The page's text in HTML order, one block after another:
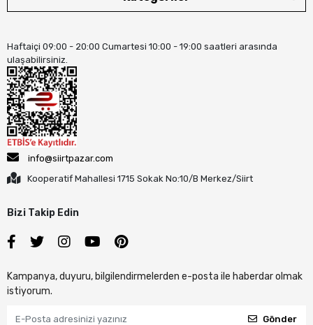
Haftaiçi 09:00 - 20:00 Cumartesi 10:00 - 19:00 saatleri arasında
ulaşabilirsiniz.
info@siirtpazar.com
Kooperatif Mahallesi 1715 Sokak No:10/B Merkez/Siirt
Bizi Takip Edin
Kampanya, duyuru, bilgilendirmelerden e-posta ile haberdar olmak
istiyorum.
Gönder